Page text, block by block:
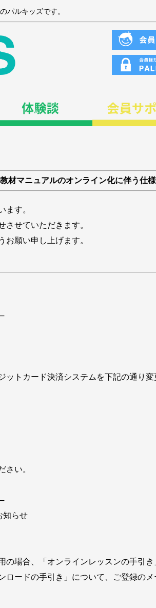
パルキッズです。
材マニュアルのオンライン化に伴う仕
ます。
させていただきます。
願い申し上げます。
トカード決済システムを下記の通り変
さい。
知らせ
場合、「オンラインレッスンの手引
ードの手引き」について、ご登録の